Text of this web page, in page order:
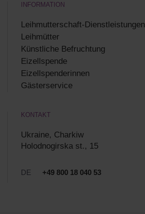
INFORMATION
Leihmutterschaft-Dienstleistungen
Leihmütter
Künstliche Befruchtung
Eizellspende
Eizellspenderinnen
Gästerservice
KONTAKT
Ukraine, Charkiw
Holodnogirska st., 15
DE +49 800 18 040 53